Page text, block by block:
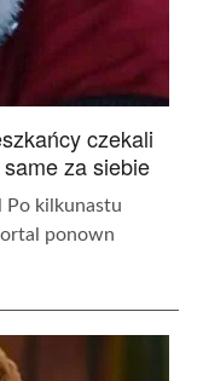
czekali
za siebie
Po kilkunastu
ponown